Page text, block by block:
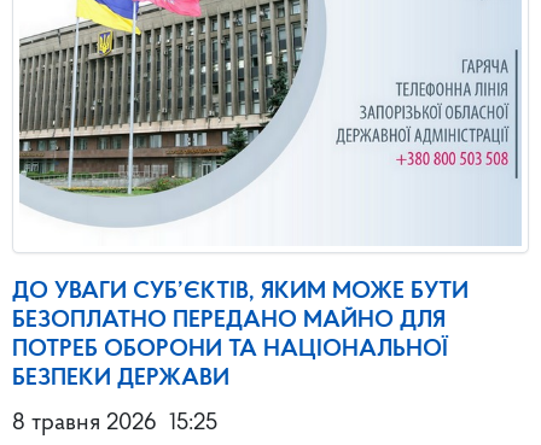
ДО УВАГИ СУБ’ЄКТІВ, ЯКИМ МОЖЕ БУТИ
БЕЗОПЛАТНО ПЕРЕДАНО МАЙНО ДЛЯ
ПОТРЕБ ОБОРОНИ ТА НАЦІОНАЛЬНОЇ
БЕЗПЕКИ ДЕРЖАВИ
8 травня 2026
15:25